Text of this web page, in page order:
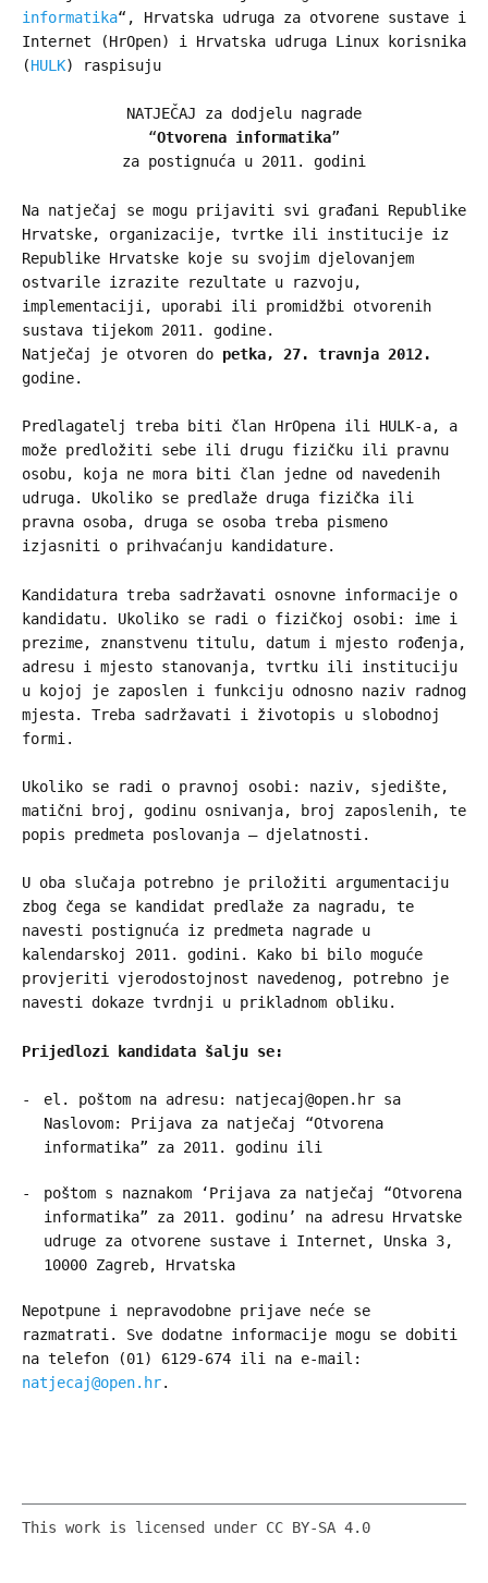
informatika“, Hrvatska udruga za otvorene sustave i
Internet (HrOpen) i Hrvatska udruga Linux korisnika
(HULK) raspisuju
NATJEČAJ za dodjelu nagrade
“Otvorena informatika”
za postignuća u 2011. godini
Na natječaj se mogu prijaviti svi građani Republike
Hrvatske, organizacije, tvrtke ili institucije iz
Republike Hrvatske koje su svojim djelovanjem
ostvarile izrazite rezultate u razvoju,
implementaciji, uporabi ili promidžbi otvorenih
sustava tijekom 2011. godine.
Natječaj je otvoren do petka, 27. travnja 2012.
godine.
Predlagatelj treba biti član HrOpena ili HULK-a, a
može predložiti sebe ili drugu fizičku ili pravnu
osobu, koja ne mora biti član jedne od navedenih
udruga. Ukoliko se predlaže druga fizička ili
pravna osoba, druga se osoba treba pismeno
izjasniti o prihvaćanju kandidature.
Kandidatura treba sadržavati osnovne informacije o
kandidatu. Ukoliko se radi o fizičkoj osobi: ime i
prezime, znanstvenu titulu, datum i mjesto rođenja,
adresu i mjesto stanovanja, tvrtku ili instituciju
u kojoj je zaposlen i funkciju odnosno naziv radnog
mjesta. Treba sadržavati i životopis u slobodnoj
formi.
Ukoliko se radi o pravnoj osobi: naziv, sjedište,
matični broj, godinu osnivanja, broj zaposlenih, te
popis predmeta poslovanja – djelatnosti.
U oba slučaja potrebno je priložiti argumentaciju
zbog čega se kandidat predlaže za nagradu, te
navesti postignuća iz predmeta nagrade u
kalendarskoj 2011. godini. Kako bi bilo moguće
provjeriti vjerodostojnost navedenog, potrebno je
navesti dokaze tvrdnji u prikladnom obliku.
Prijedlozi kandidata šalju se:
el. poštom na adresu: natjecaj@open.hr sa
Naslovom: Prijava za natječaj “Otvorena
informatika” za 2011. godinu ili
poštom s naznakom ‘Prijava za natječaj “Otvorena
informatika” za 2011. godinu’ na adresu Hrvatske
udruge za otvorene sustave i Internet, Unska 3,
10000 Zagreb, Hrvatska
Nepotpune i nepravodobne prijave neće se
razmatrati. Sve dodatne informacije mogu se dobiti
na telefon (01) 6129-674 ili na e-mail:
natjecaj@open.hr.
This work is licensed under CC BY-SA 4.0